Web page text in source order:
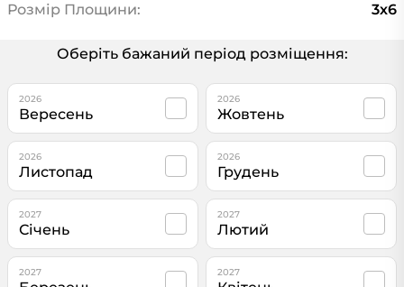
Розмір Площини: 3х6
Оберіть бажаний період розміщення:
2026
Вересень
2026
Жовтень
2026
Листопад
2026
Грудень
2027
Січень
2027
Лютий
2027 2027